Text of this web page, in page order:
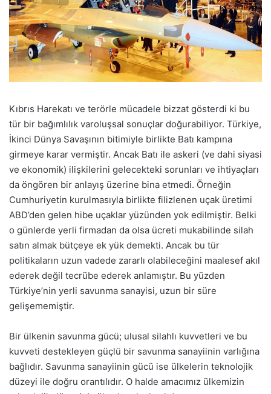
Kıbrıs Harekatı ve terörle mücadele bizzat gösterdi ki bu
tür bir bağımlılık varoluşsal sonuçlar doğurabiliyor. Türkiye,
İkinci Dünya Savaşının bitimiyle birlikte Batı kampına
girmeye karar vermiştir. Ancak Batı ile askeri (ve dahi siyasi
ve ekonomik) ilişkilerini gelecekteki sorunları ve ihtiyaçları
da öngören bir anlayış üzerine bina etmedi. Örneğin
Cumhuriyetin kurulmasıyla birlikte filizlenen uçak üretimi
ABD’den gelen hibe uçaklar yüzünden yok edilmiştir. Belki
o günlerde yerli firmadan da olsa ücreti mukabilinde silah
satın almak bütçeye ek yük demekti. Ancak bu tür
politikaların uzun vadede zararlı olabileceğini maalesef akıl
ederek değil tecrübe ederek anlamıştır. Bu yüzden
Türkiye’nin yerli savunma sanayisi, uzun bir süre
gelişememiştir.
Bir ülkenin savunma gücü; ulusal silahlı kuvvetleri ve bu
kuvveti destekleyen güçlü bir savunma sanayiinin varlığına
bağlıdır. Savunma sanayiinin gücü ise ülkelerin teknolojik
düzeyi ile doğru orantılıdır. O halde amacımız ülkemizin